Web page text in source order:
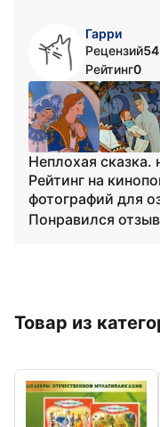
Гарри
Рецензий
Рейтинг0
Неплохая сказка.
Рейтинг на
фотографий для
Понравился
Товар из